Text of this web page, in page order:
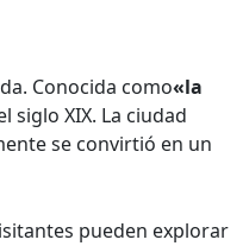
Conocida como«la
siglo XIX. La ciudad
se convirtió en un
pueden explorar